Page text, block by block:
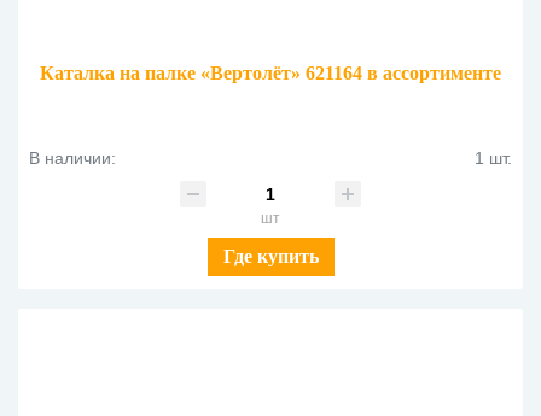
Каталка на палке «Вертолёт» 621164 в ассортименте
В наличии: 1 шт.
шт
Где купить